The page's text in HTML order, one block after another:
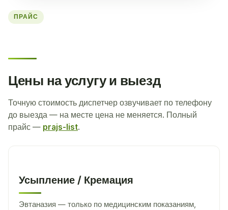
ПРАЙС
Цены на услугу и выезд
Точную стоимость диспетчер озвучивает по телефону
до выезда — на месте цена не меняется. Полный
прайс — prajs-list.
Усыпление / Кремация
Эвтаназия — только по медицинским показаниям,